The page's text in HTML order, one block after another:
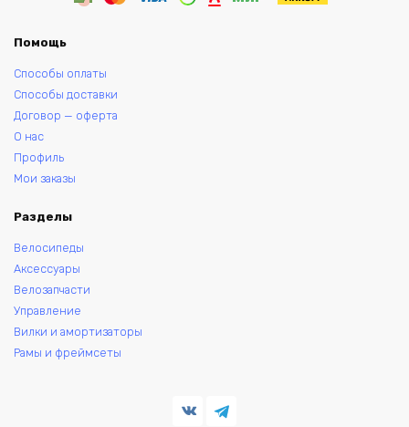
Помощь
Способы оплаты
Способы доставки
Договор — оферта
О нас
Профиль
Мои заказы
Разделы
Велосипеды
Аксессуары
Велозапчасти
Управление
Вилки и амортизаторы
Рамы и фреймсеты